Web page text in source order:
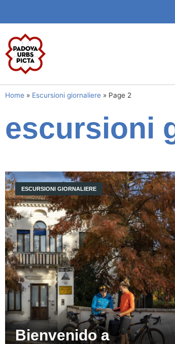
Home » Escursioni giornaliere » Page 2
escursioni
Bienvenido a
ESCURSIONI GIORNALIERE